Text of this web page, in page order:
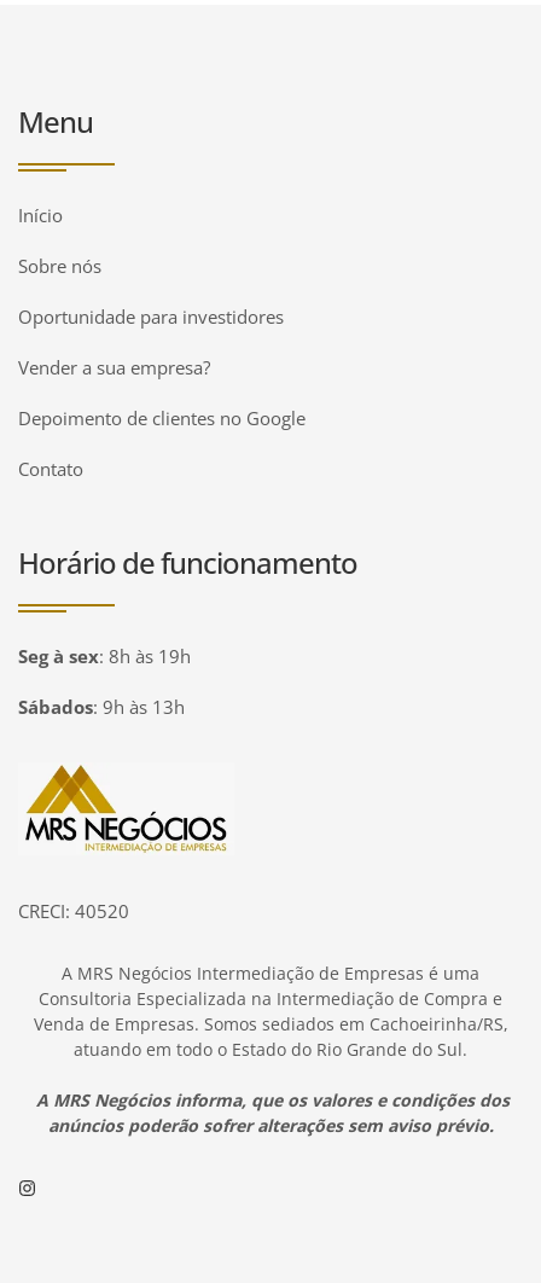
Menu
Início
Sobre nós
Oportunidade para investidores
Vender a sua empresa?
Depoimento de clientes no Google
Contato
Horário de funcionamento
Seg à sex: 8h às 19h
Sábados: 9h às 13h
Página inicial
CRECI: 40520
A MRS Negócios Intermediação de Empresas é uma
Consultoria Especializada na Intermediação de Compra e
Venda de Empresas. Somos sediados em Cachoeirinha/RS,
atuando em todo o Estado do Rio Grande do Sul.
A MRS Negócios informa, que os valores e condições dos
anúncios poderão sofrer alterações sem aviso prévio.
Instagram